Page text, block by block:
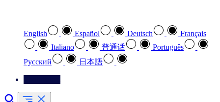
English Español Deutsch
Français
Italiano
普通话
Português
Pусский
日本語